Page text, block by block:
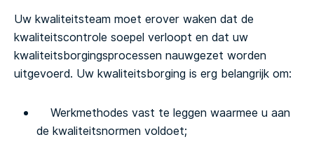
Uw kwaliteitsteam moet erover waken dat de
kwaliteitscontrole soepel verloopt en dat uw
kwaliteitsborgingsprocessen nauwgezet worden
uitgevoerd. Uw kwaliteitsborging is erg belangrijk om:
Werkmethodes vast te leggen waarmee u aan
de kwaliteitsnormen voldoet;